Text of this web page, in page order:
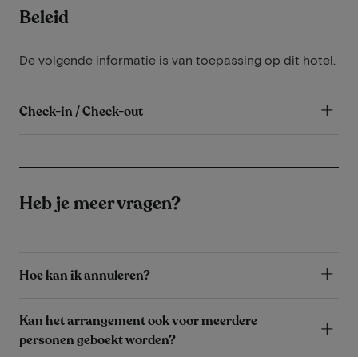
Beleid
De volgende informatie is van toepassing op dit hotel.
Check-in / Check-out
Heb je meer vragen?
Hoe kan ik annuleren?
Kan het arrangement ook voor meerdere
personen geboekt worden?